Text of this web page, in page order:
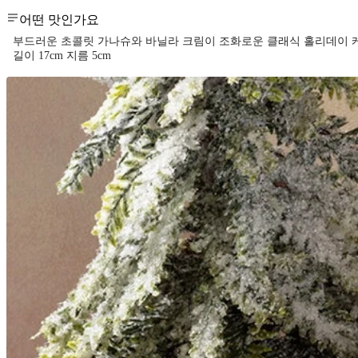
어떤 맛인가요
부드러운 초콜릿 가나슈와 바닐라 크림이 조화로운 클래식 홀리데이
길이 17cm 지름 5cm